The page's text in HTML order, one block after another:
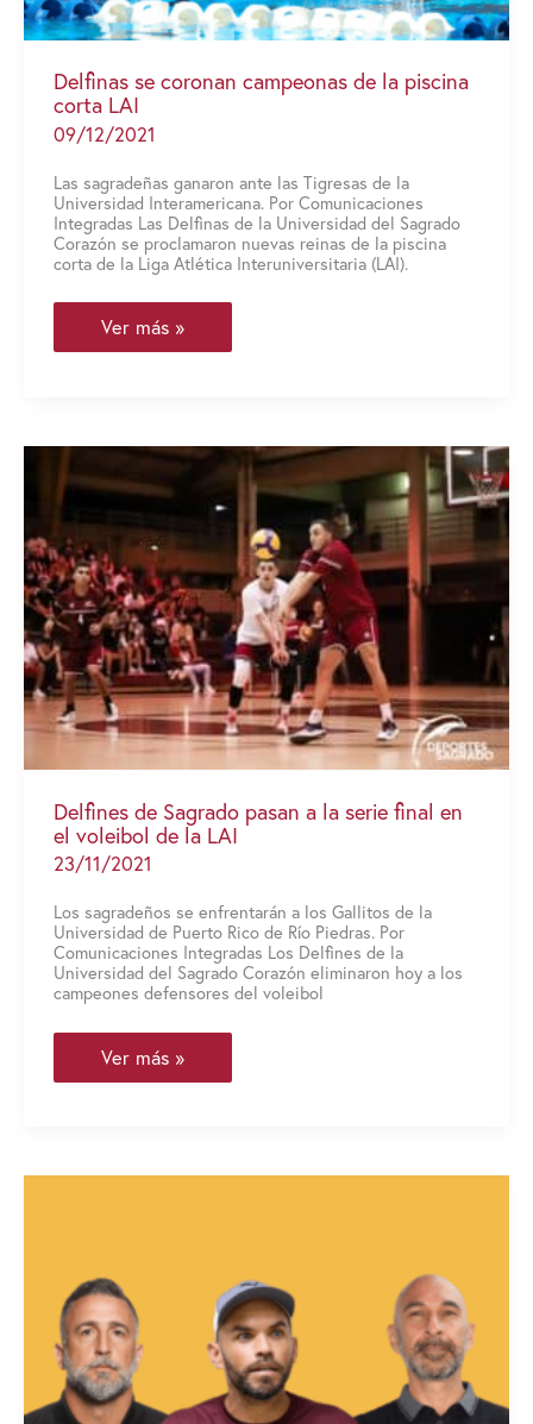
Delfinas se coronan campeonas de la piscina
corta LAI
09/12/2021
Las sagradeñas ganaron ante las Tigresas de la
Universidad Interamericana. Por Comunicaciones
Integradas Las Delfinas de la Universidad del Sagrado
Corazón se proclamaron nuevas reinas de la piscina
corta de la Liga Atlética Interuniversitaria (LAI).
Delfinas
se
piscina
LAI
Ver más »
Delfines de Sagrado pasan a la serie final en
el voleibol de la LAI
23/11/2021
Los sagradeños se enfrentarán a los Gallitos de la
Universidad de Puerto Rico de Río Piedras. Por
Comunicaciones Integradas Los Delfines de la
Universidad del Sagrado Corazón eliminaron hoy a los
campeones defensores del voleibol
Delfines
de
el
voleibol
de
la
LAI
Ver más »